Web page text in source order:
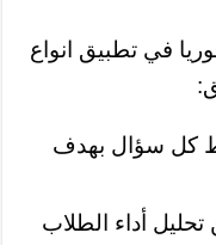
في تطبيق انواع
كل سؤال بهدف
أداء الطلاب